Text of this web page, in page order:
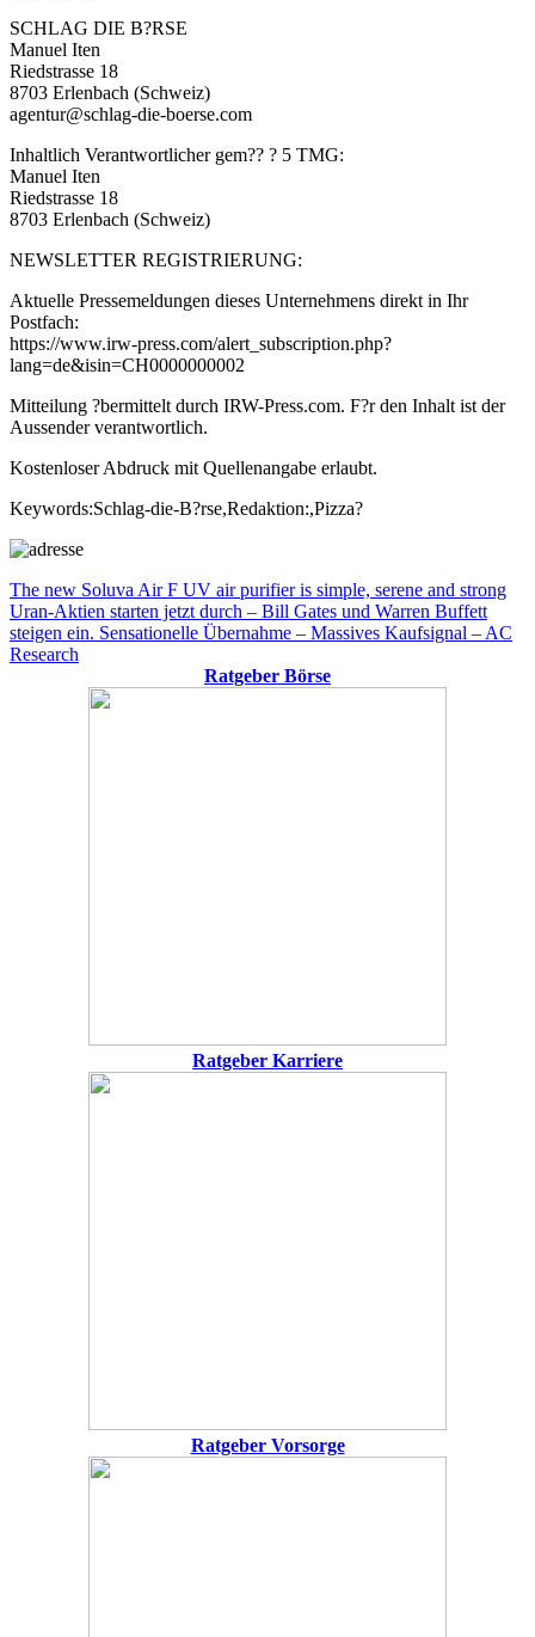
SCHLAG DIE B?RSE
Manuel Iten
Riedstrasse 18
8703 Erlenbach (Schweiz)
agentur@schlag-die-boerse.com
Inhaltlich Verantwortlicher gem?? ? 5 TMG:
Manuel Iten
Riedstrasse 18
8703 Erlenbach (Schweiz)
NEWSLETTER REGISTRIERUNG:
Aktuelle Pressemeldungen dieses Unternehmens direkt in Ihr
Postfach:
https://www.irw-press.com/alert_subscription.php?
lang=de&isin=CH0000000002
Mitteilung ?bermittelt durch IRW-Press.com. F?r den Inhalt ist der
Aussender verantwortlich.
Kostenloser Abdruck mit Quellenangabe erlaubt.
Keywords:Schlag-die-B?rse,Redaktion:,Pizza?
Beitragsnavigation
Vorheriger
Beitrag:
The new Soluva Air F UV air purifier is simple, serene and strong
Nächster
Beitrag:
Uran-Aktien starten jetzt durch – Bill Gates und Warren Buffett
steigen ein. Sensationelle Übernahme – Massives Kaufsignal – AC
Research
Ratgeber Börse
Ratgeber Karriere
Ratgeber Vorsorge